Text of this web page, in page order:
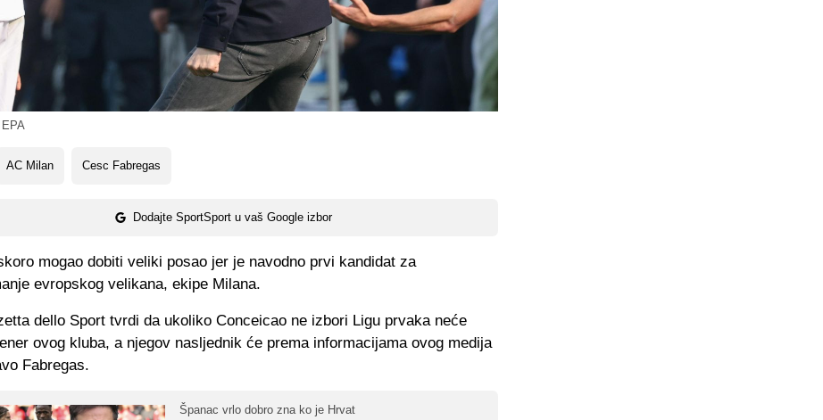
AC Milan Cesc Fabregas
Dodajte SportSport u vaš Google izbor
mogao dobiti veliki posao jer je navodno prvi kandidat za
evropskog velikana, ekipe Milana.
dello Sport tvrdi da ukoliko Conceicao ne izbori Ligu prvaka neće
ovog kluba, a njegov nasljednik će prema informacijama ovog medija
Fabregas.
Španac vrlo dobro zna ko je Hrvat